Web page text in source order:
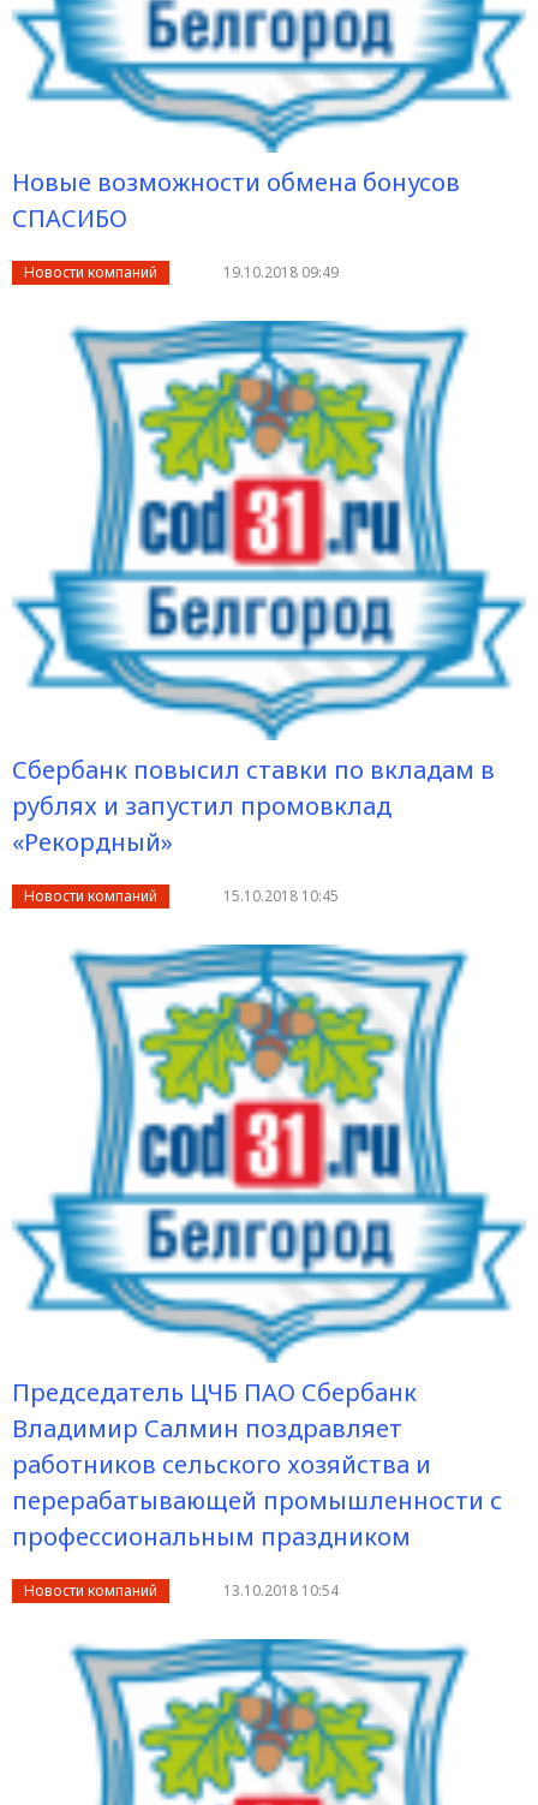
Новые возможности обмена бонусов
СПАСИБО
Новости компаний 19.10.2018 09:49
Сбербанк повысил ставки по вкладам в
рублях и запустил промовклад
«Рекордный»
Новости компаний 15.10.2018 10:45
Председатель ЦЧБ ПАО Сбербанк
Владимир Салмин поздравляет
работников сельского хозяйства и
перерабатывающей промышленности с
профессиональным праздником
Новости компаний 13.10.2018 10:54